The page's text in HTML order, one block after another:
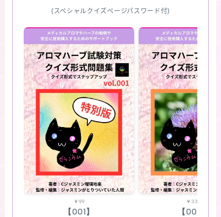
お問い合わせ
サイトマップ
(スペシャルクイズページパスワード付)
￥99
【001】
￥330
【002】